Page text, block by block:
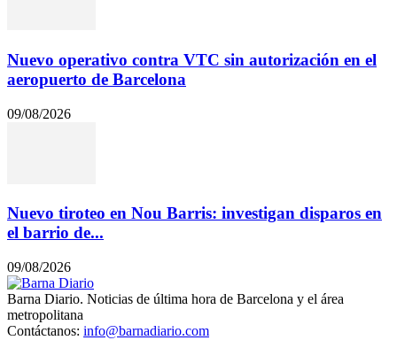
Nuevo operativo contra VTC sin autorización en el
aeropuerto de Barcelona
09/08/2026
Nuevo tiroteo en Nou Barris: investigan disparos en
el barrio de...
09/08/2026
Barna Diario. Noticias de última hora de Barcelona y el área
metropolitana
Contáctanos: info@barnadiario.com